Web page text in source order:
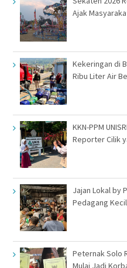
Ajak
Kekeringan di
Ribu Liter Air
KKN-PPM
Reporter Cilik
Jajan Lokal by
Pedagang
Peternak Solo
Mulai Jadi